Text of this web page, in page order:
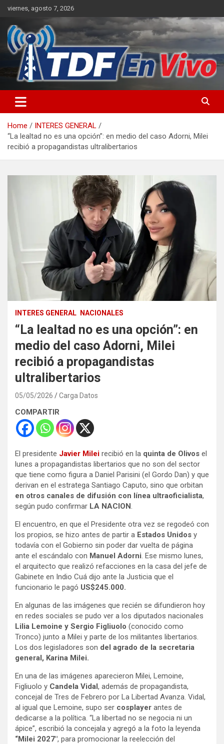
Skip
content
viernes, agosto 7, 2026
Home
INTERES GENERAL
“La lealtad no es una opción”: en medio del caso Adorni, Milei
recibió a propagandistas ultralibertarios
INTERES GENERAL NACIONALES
“La lealtad no es una opción”: en
medio del caso Adorni, Milei
recibió a propagandistas
ultralibertarios
05/05/2026 Carga Datos
COMPARTIR
El presidente Javier Milei recibió en la quinta de Olivos el
lunes a propagandistas libertarios que no son del sector
que tiene como figura a Daniel Parisini (el Gordo Dan) y que
derivan en el estratega Santiago Caputo, sino que orbitan
en otros canales de difusión con línea ultraoficialista,
según pudo confirmar LA NACION
El encuentro, en que el Presidente otra vez se regodeó con
los propios, se hizo antes de partir a Estados Unidos y
todavía con el Gobierno sin poder dar vuelta de página
ante el escándalo con Manuel Adorni . Ese mismo lunes,
el arquitecto que realizó refacciones en la casa del jefe de
Gabinete en Indio Cuá dijo ante la Justicia que el
funcionario le pagó US$245.000.
En algunas de las imágenes que recién se difundieron hoy
en redes sociales se pudo ver a los diputados nacionales
Lilia Lemoine y Sergio Figliuolo (conocido como
Tronco) junto a Milei y parte de los militantes libertarios.
Los dos legisladores son del agrado de la secretaria
general, Karina Milei.
En una de las imágenes aparecieron Milei, Lemoine,
Figliuolo y Candela Vidal, además de propagandista,
concejal de Tres de Febrero por La Libertad Avanza. Vidal,
al igual que Lemoine, supo ser cosplayer antes de
dedicarse a la política. “La libertad no se negocia ni un
ápice”, escribió la concejala y agregó a la foto la leyenda
“Milei 2027″, para promocionar la reelección del